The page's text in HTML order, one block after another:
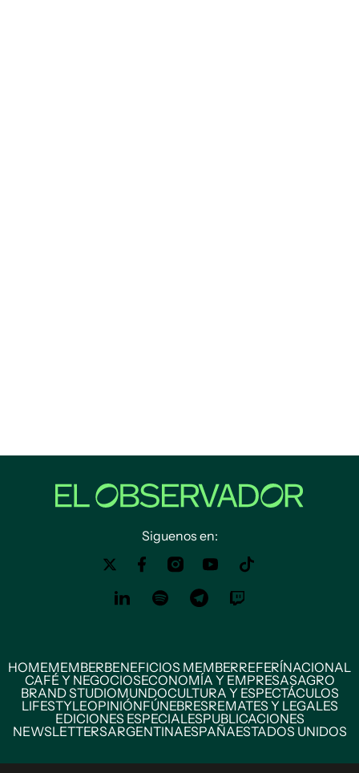
Siguenos en:
HOMEMEMBERBENEFICIOS MEMBERREFERÍNACIONAL
CAFÉ Y NEGOCIOSECONOMÍA Y EMPRESASAGRO
BRAND STUDIOMUNDOCULTURA Y ESPECTÁCULOS
LIFESTYLEOPINIÓNFÚNEBRESREMATES Y LEGALES
EDICIONES ESPECIALESPUBLICACIONES
NEWSLETTERSARGENTINAESPAÑAESTADOS UNIDOS